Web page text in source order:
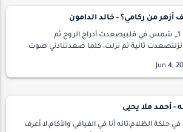
أزهر من ركامي؟ - خالد الدامون
1_ شمس في قلبيصعدت أدراج الروح ثم
نزلتصعدت ثانية ثم نزلت، كلما صعدتنادني صوت
الروح ثم صعدتنزلت ثانية ثم صعدت، نادنيصوت
- أحمد ملا يحيى
في حلكة الظلام،تائه أنا في الفيافي والأكام،لا أعرف